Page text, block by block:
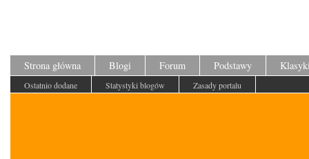
Strona główna Blogi Forum Podstawy
Ostatnio dodane Statystyki blogów Zasady portalu